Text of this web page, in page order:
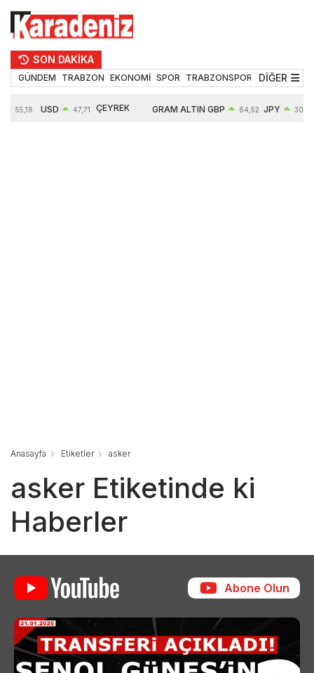
SON DAKİKA
GÜNDEM TRABZON EKONOMİ SPOR TRABZONSPOR TEKNOLOJİ
DİĞER
55,19 USD 47,71 ÇEYREK GRAM ALTIN GBP 64,52 JPY 30,31
Anasayfa Etiketler asker
asker Etiketinde ki
Haberler
Abone Olun